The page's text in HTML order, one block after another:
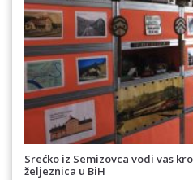
Srećko iz Semizovca vodi vas
željeznica u BiH